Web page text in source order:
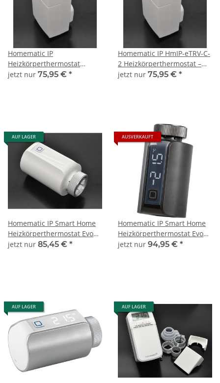
Homematic IP
Heizkörperthermostat
kompakt HmIP-eTRV-C
jetzt nur 75,95 € *
Homematic IP HmIP-eTRV-C-
2 Heizkörperthermostat –
kompakt
jetzt nur 75,95 € *
AUF LAGER
Homematic IP Smart Home
Heizkörperthermostat Evo
HmIP-eTRV-e
jetzt nur 85,45 € *
AUSVERKAUFT
Homematic IP Smart Home
Heizkörperthermostat Evo
HmIP-eTRV-E-A
jetzt nur 94,95 € *
AUF LAGER AUF LAGER